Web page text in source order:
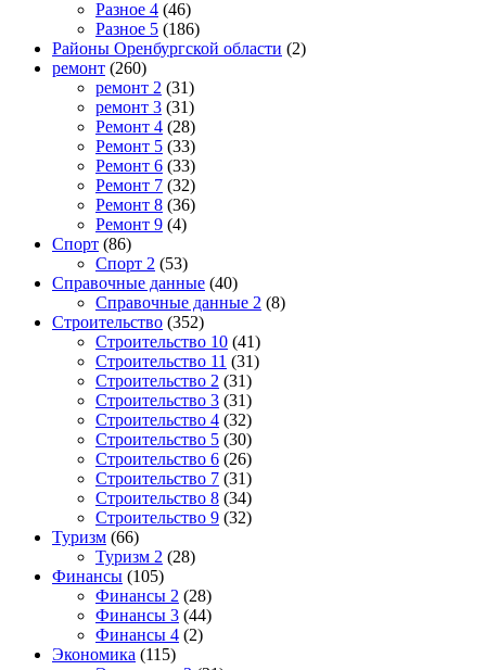
Разное 4 (46)
Разное 5 (186)
Районы Оренбургской области (2)
ремонт (260)
ремонт 2 (31)
ремонт 3 (31)
Ремонт 4 (28)
Ремонт 5 (33)
Ремонт 6 (33)
Ремонт 7 (32)
Ремонт 8 (36)
Ремонт 9 (4)
Спорт (86)
Спорт 2 (53)
Справочные данные (40)
Справочные данные 2 (8)
Строительство (352)
Строительство 10 (41)
Строительство 11 (31)
Строительство 2 (31)
Строительство 3 (31)
Строительство 4 (32)
Строительство 5 (30)
Строительство 6 (26)
Строительство 7 (31)
Строительство 8 (34)
Строительство 9 (32)
Туризм (66)
Туризм 2 (28)
Финансы (105)
Финансы 2 (28)
Финансы 3 (44)
Финансы 4 (2)
Экономика (115)